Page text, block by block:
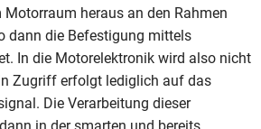
heraus an den Rahmen
dann die Befestigung mittels
In die Motorelektronik wird also nicht
Zugriff erfolgt lediglich auf das
Die Verarbeitung dieser